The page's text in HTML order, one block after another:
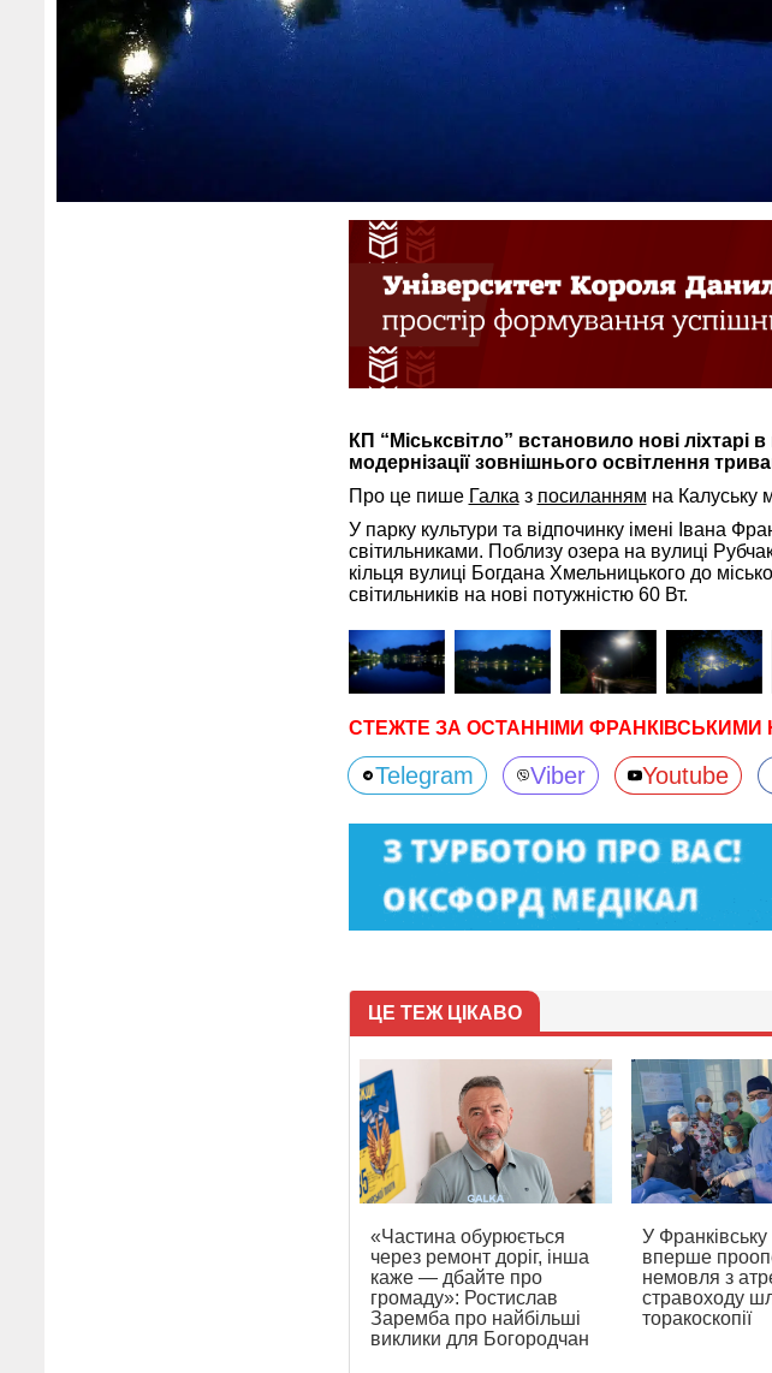
КП “Міськсвітло” встановило нові ліхтарі
модернізації зовнішнього освітлення
Про це пише Галка з посиланням на Калуську
У парку культури та відпочинку імені Івана
світильниками. Поблизу озера на вулиці
кільця вулиці Богдана Хмельницького до
світильників на нові потужністю 60 Вт.
СТЕЖТЕ ЗА ОСТАННІМИ
Telegram Viber Youtube
ЦЕ ТЕЖ ЦІКАВО
«Частина обурюється
через ремонт доріг, інша
каже — дбайте про
громаду»: Ростислав
Заремба про найбільші
виклики для Богородчан
У
вперше
немовля з
стравоходу
торакоскопії